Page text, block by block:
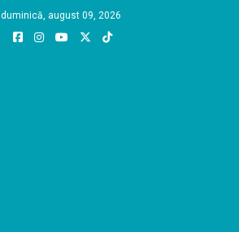
duminică, august 09, 2026